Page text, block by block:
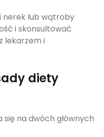
nerek lub wątroby
i skonsultować
lekarzem i
diety
na dwóch głównych